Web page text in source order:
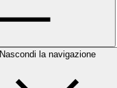
Nascondi la navigazione